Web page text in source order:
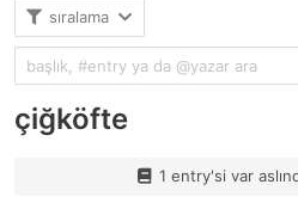
sıralama
çiğköfte
1 entry'si var